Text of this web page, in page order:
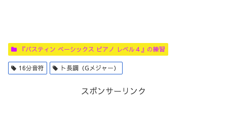
『バスティン ベーシックス ピアノ レベル４』の練習
16分音符 ト長調（Gメジャー）
スポンサーリンク